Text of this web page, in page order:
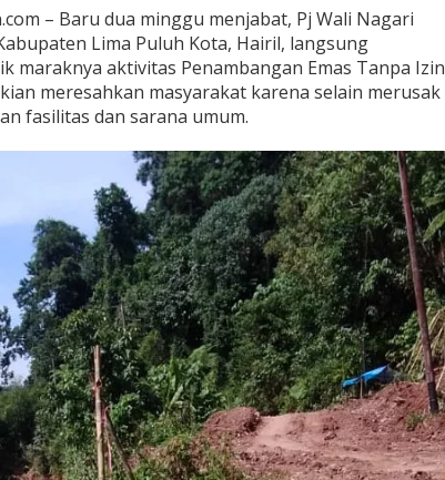
– Baru dua minggu menjabat, Pj Wali Nagari
Lima Puluh Kota, Hairil, langsung
maraknya aktivitas Penambangan Emas Tanpa Izin
meresahkan masyarakat karena selain merusak
fasilitas dan sarana umum.